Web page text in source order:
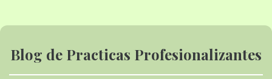
Blog de Practicas Profesionalizantes